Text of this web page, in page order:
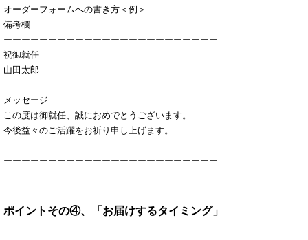
オーダーフォームへの書き方＜例＞
備考欄
ーーーーーーーーーーーーーーーーーーーーーーーー
祝御就任
山田太郎
メッセージ
この度は御就任、誠におめでとうございます。
今後益々のご活躍をお祈り申し上げます。
ーーーーーーーーーーーーーーーーーーーーーーーー
ポイントその④、「お届けするタイミング」